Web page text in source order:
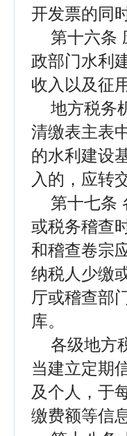
开发票的同
第十六条
政部门水利
收入以及征
地方税务
清缴表主表
的水利建设
入的，应转
第十七条
或税务稽查
和稽查卷宗
纳税人少缴
厅或稽查部
库。
各级地方
当建立定期
及个人，于
缴费额等信